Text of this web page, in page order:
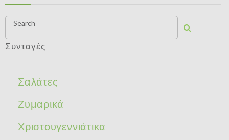
Search
Συνταγές
Σαλάτες
Ζυμαρικά
Χριστουγεννιάτικα